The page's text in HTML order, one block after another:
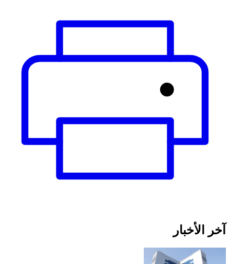
آخر الأخبار